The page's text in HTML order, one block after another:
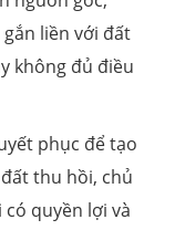
liền với đất
không đủ điều
phục để tạo
thu hồi, chủ
quyền lợi và